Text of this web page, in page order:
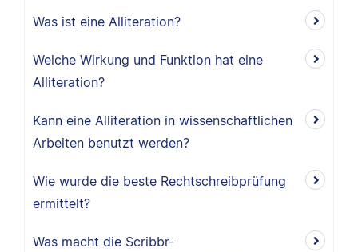
Was ist eine Alliteration?
Welche Wirkung und Funktion hat eine
Alliteration?
Kann eine Alliteration in wissenschaftlichen
Arbeiten benutzt werden?
Wie wurde die beste Rechtschreibprüfung
ermittelt?
Was macht die Scribbr-